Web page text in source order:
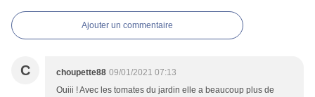
Ajouter un commentaire
C choupette88 09/01/2021 07:13
Ouiii ! Avec les tomates du jardin elle a beaucoup plus de